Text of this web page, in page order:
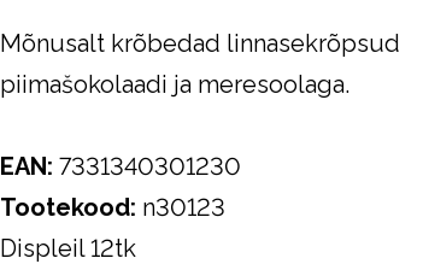
Mõnusalt krõbedad linnasekrõpsud
piimašokolaadi ja meresoolaga.
EAN:7331340301230
Tootekood: n30123
Displeil 12tk